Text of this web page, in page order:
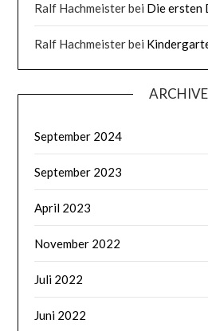
Ralf Hachmeisterbei Die ersten
Ralf Hachmeisterbei
ARCHIVE
September 2024
September 2023
April 2023
November 2022
Juli 2022
Juni 2022